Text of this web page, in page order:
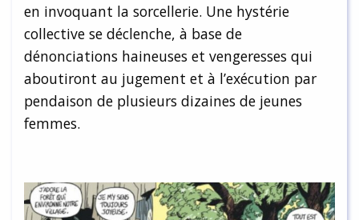
en invoquant la sorcellerie. Une hystérie
collective se déclenche, à base de
dénonciations haineuses et vengeresses qui
aboutiront au jugement et à l’exécution par
pendaison de plusieurs dizaines de jeunes
femmes.